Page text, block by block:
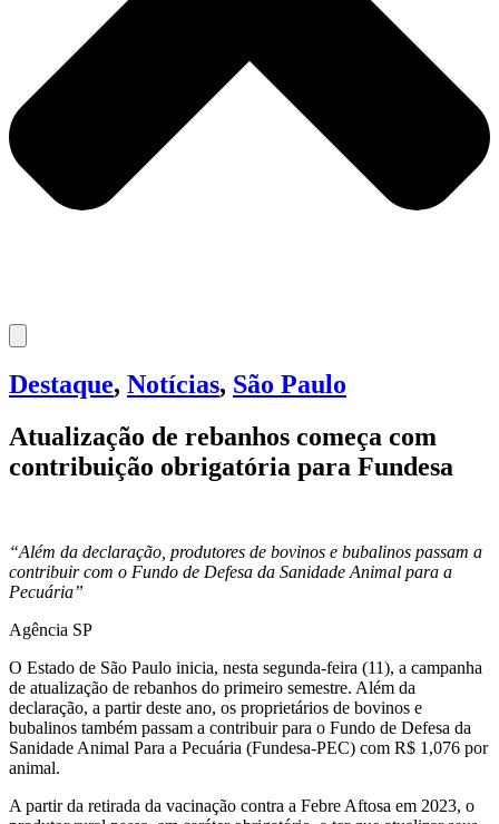
Destaque, Notícias, São Paulo
Atualização de rebanhos começa com
contribuição obrigatória para Fundesa
“Além da declaração, produtores de bovinos e bubalinos passam a
contribuir com o Fundo de Defesa da Sanidade Animal para a
Pecuária”
Agência SP
O Estado de São Paulo inicia, nesta segunda-feira (11), a campanha
de atualização de rebanhos do primeiro semestre. Além da
declaração, a partir deste ano, os proprietários de bovinos e
bubalinos também passam a contribuir para o Fundo de Defesa da
Sanidade Animal Para a Pecuária (Fundesa-PEC) com R$ 1,076 por
animal.
A partir da retirada da vacinação contra a Febre Aftosa em 2023, o